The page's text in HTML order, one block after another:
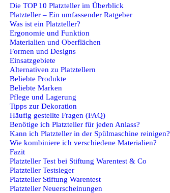
Die TOP 10 Platzteller im Überblick
Platzteller – Ein umfassender Ratgeber
Was ist ein Platzteller?
Ergonomie und Funktion
Materialien und Oberflächen
Formen und Designs
Einsatzgebiete
Alternativen zu Platztellern
Beliebte Produkte
Beliebte Marken
Pflege und Lagerung
Tipps zur Dekoration
Häufig gestellte Fragen (FAQ)
Benötige ich Platzteller für jeden Anlass?
Kann ich Platzteller in der Spülmaschine reinigen?
Wie kombiniere ich verschiedene Materialien?
Fazit
Platzteller Test bei Stiftung Warentest & Co
Platzteller Testsieger
Platzteller Stiftung Warentest
Platzteller Neuerscheinungen